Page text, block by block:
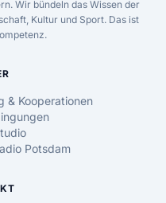
Wir bündeln das Wissen der
Kultur und Sport. Das ist
& Kooperationen
Potsdam